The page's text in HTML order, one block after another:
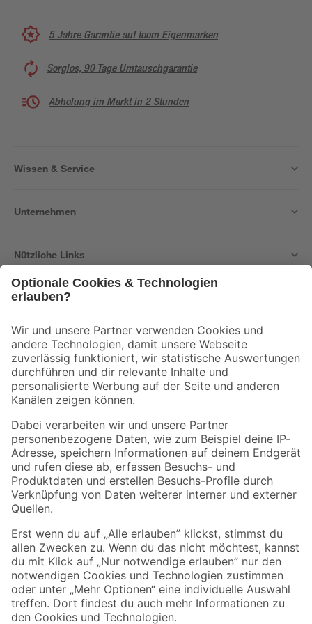
5 Jahre Garantie auf toom Eigenmarken
Sorglos, 90 Tage Umtauschgarantie
Abholung im Markt in 2 Stunden
Wissen & Service
Unternehmen
Nützliche Links
Der toom Newsletter: Keine Angebote und Aktionen mehr verpassen!
Zur Newsletter Anmeldung
Folge uns
Zahlungsarten Versandarten
Sicher einkaufen
Jetzt die toom-App herunterladen